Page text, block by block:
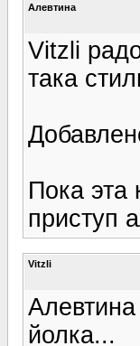
Алевтина
Vitzli
така
Пока эта
приступ
Vitzli
йолка...